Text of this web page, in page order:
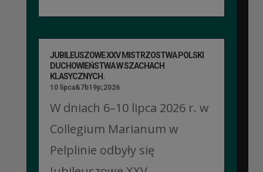
JUBILEUSZOWE XXV MISTRZOSTWA POLSKI
DUCHOWIEŃSTWA W SZACHACH
KLASYCZNYCH.
10 lipca&7b19p;2026
W dniach 6–10 lipca 2026 r. w
Collegium Marianum w
Pelplinie odbyły się